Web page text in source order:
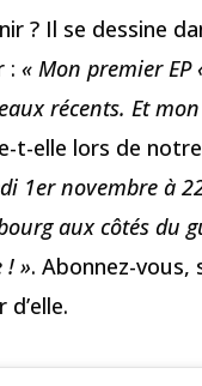
? Il se dessine
: « Mon premier EP
récents. Et
t-elle lors de
1er novembre à
aux côtés du
! ». Abonnez-vous,
d’elle.